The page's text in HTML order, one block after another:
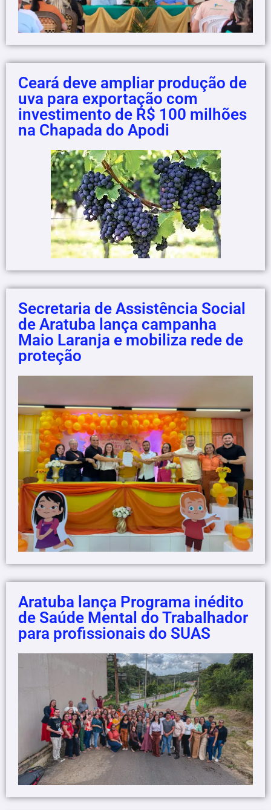
Ceará deve ampliar produção de
uva para exportação com
investimento de R$ 100 milhões
na Chapada do Apodi
Secretaria de Assistência Social
de Aratuba lança campanha
Maio Laranja e mobiliza rede de
proteção
Aratuba lança Programa inédito
de Saúde Mental do Trabalhador
para profissionais do SUAS